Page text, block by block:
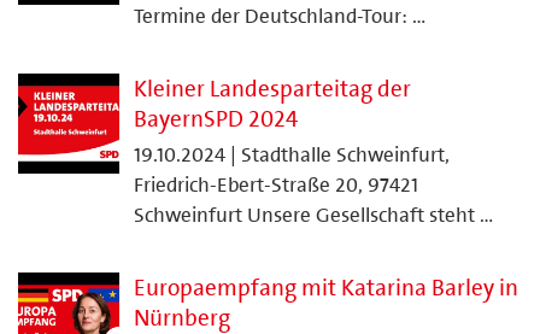
Termine der Deutschland-Tour: …
Kleiner Landesparteitag der
BayernSPD 2024
19.10.2024 | Stadthalle Schweinfurt,
Friedrich-Ebert-Straße 20, 97421
Schweinfurt Unsere Gesellschaft steht …
Europaempfang mit Katarina Barley in
Nürnberg